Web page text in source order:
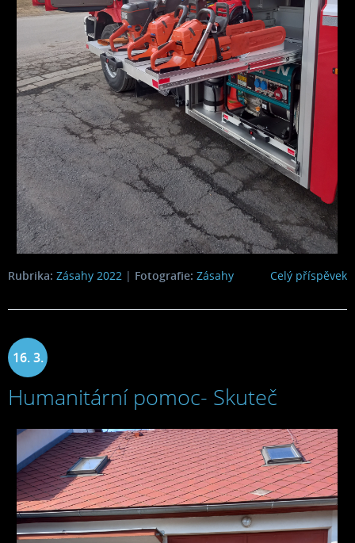
Celý příspěvek
Rubrika: Zásahy 2022 | Fotografie: Zásahy
16. 3.
2022
Humanitární pomoc- Skuteč